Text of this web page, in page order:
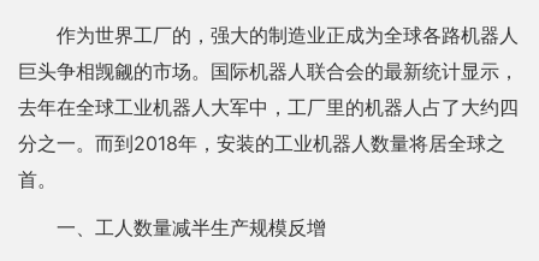
作为世界工厂的，强大的制造业正成为全球各路机器人
巨头争相觊觎的市场。国际机器人联合会的最新统计显示，
去年在全球工业机器人大军中，工厂里的机器人占了大约四
分之一。而到2018年，安装的工业机器人数量将居全球之
首。
一、工人数量减半生产规模反增